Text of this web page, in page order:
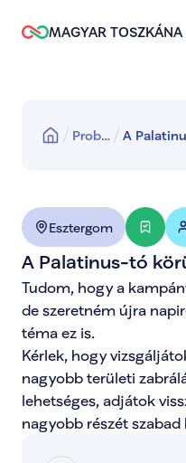
MAGYAR TOSZKÁNA
Prob…
A
Esztergom
A Palatinus-tó
Tudom, hogy a
de szeretném újra
téma ez is.
Kérlek, hogy
nagyobb területi
lehetséges, adjátok
nagyobb részét szabad